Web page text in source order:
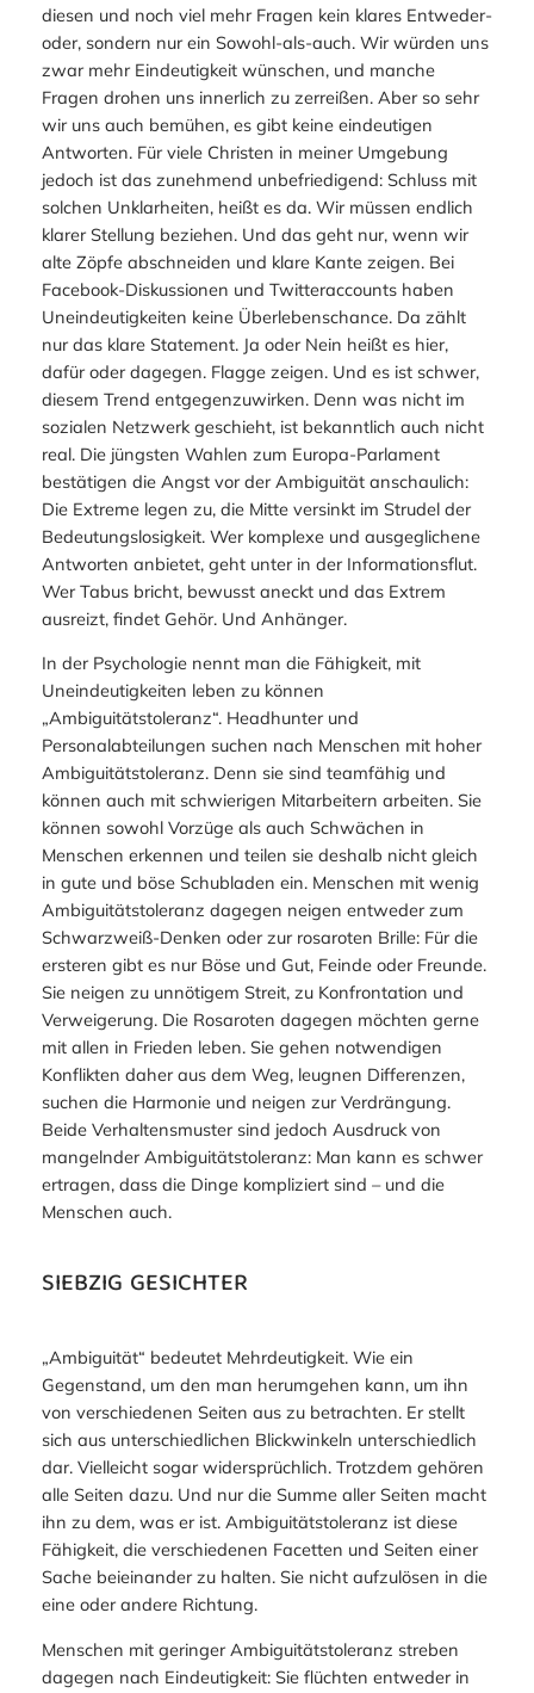
diesen und noch viel mehr Fragen kein klares Entweder-
oder, sondern nur ein Sowohl-als-auch. Wir würden uns
zwar mehr Eindeutigkeit wünschen, und manche
Fragen drohen uns innerlich zu zerreißen. Aber so sehr
wir uns auch bemühen, es gibt keine eindeutigen
Antworten. Für viele Christen in meiner Umgebung
jedoch ist das zunehmend unbefriedigend: Schluss mit
solchen Unklarheiten, heißt es da. Wir müssen endlich
klarer Stellung beziehen. Und das geht nur, wenn wir
alte Zöpfe abschneiden und klare Kante zeigen. Bei
Facebook-Diskussionen und Twitteraccounts haben
Uneindeutigkeiten keine Überlebenschance. Da zählt
nur das klare Statement. Ja oder Nein heißt es hier,
dafür oder dagegen. Flagge zeigen. Und es ist schwer,
diesem Trend entgegenzuwirken. Denn was nicht im
sozialen Netzwerk geschieht, ist bekanntlich auch nicht
real. Die jüngsten Wahlen zum Europa-Parlament
bestätigen die Angst vor der Ambiguität anschaulich:
Die Extreme legen zu, die Mitte versinkt im Strudel der
Bedeutungslosigkeit. Wer komplexe und ausgeglichene
Antworten anbietet, geht unter in der Informationsflut.
Wer Tabus bricht, bewusst aneckt und das Extrem
ausreizt, findet Gehör. Und Anhänger.
In der Psychologie nennt man die Fähigkeit, mit
Uneindeutigkeiten leben zu können
„Ambiguitätstoleranz“. Headhunter und
Personalabteilungen suchen nach Menschen mit hoher
Ambiguitätstoleranz. Denn sie sind teamfähig und
können auch mit schwierigen Mitarbeitern arbeiten. Sie
können sowohl Vorzüge als auch Schwächen in
Menschen erkennen und teilen sie deshalb nicht gleich
in gute und böse Schubladen ein. Menschen mit wenig
Ambiguitätstoleranz dagegen neigen entweder zum
Schwarzweiß-Denken oder zur rosaroten Brille: Für die
ersteren gibt es nur Böse und Gut, Feinde oder Freunde.
Sie neigen zu unnötigem Streit, zu Konfrontation und
Verweigerung. Die Rosaroten dagegen möchten gerne
mit allen in Frieden leben. Sie gehen notwendigen
Konflikten daher aus dem Weg, leugnen Differenzen,
suchen die Harmonie und neigen zur Verdrängung.
Beide Verhaltensmuster sind jedoch Ausdruck von
mangelnder Ambiguitätstoleranz: Man kann es schwer
ertragen, dass die Dinge kompliziert sind – und die
Menschen auch.
SIEBZIG GESICHTER
„Ambiguität“ bedeutet Mehrdeutigkeit. Wie ein
Gegenstand, um den man herumgehen kann, um ihn
von verschiedenen Seiten aus zu betrachten. Er stellt
sich aus unterschiedlichen Blickwinkeln unterschiedlich
dar. Vielleicht sogar widersprüchlich. Trotzdem gehören
alle Seiten dazu. Und nur die Summe aller Seiten macht
ihn zu dem, was er ist. Ambiguitätstoleranz ist diese
Fähigkeit, die verschiedenen Facetten und Seiten einer
Sache beieinander zu halten. Sie nicht aufzulösen in die
eine oder andere Richtung.
Menschen mit geringer Ambiguitätstoleranz streben
dagegen nach Eindeutigkeit: Sie flüchten entweder in